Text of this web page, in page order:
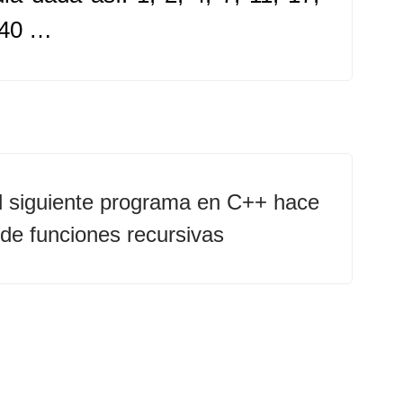
…
siguiente programa en C++ hace
funciones recursivas